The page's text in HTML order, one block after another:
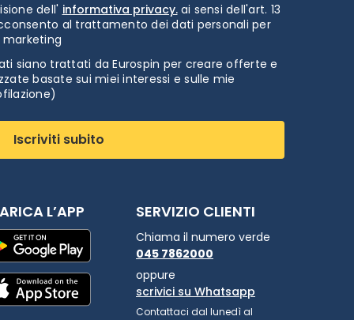
dell' informativa privacy.ai sensi dell'art. 13
al trattamento dei dati personali per
siano trattati da Eurospin per creare offerte e
basate sui miei interessi e sulle mie
Iscriviti subito
L’APP SERVIZIO CLIENTI
Chiama il numero verde
045 7862000
oppure
scrivici su Whatsapp
Contattaci dal lunedì al